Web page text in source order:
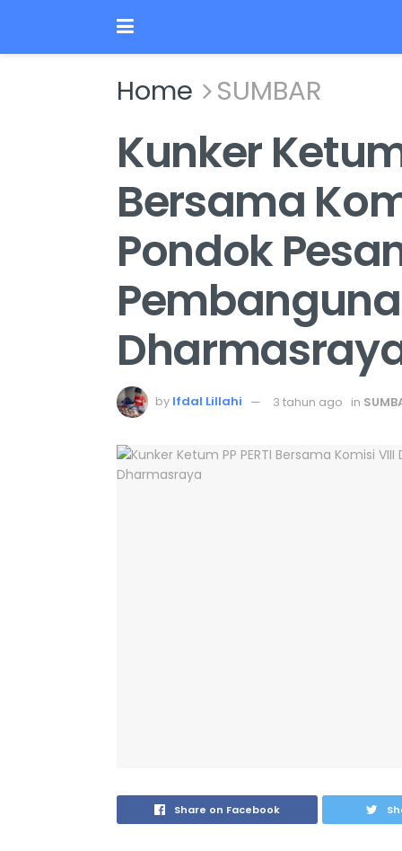
Home SUMBAR
Kunker Ketum
Bersama
Pondok
by Ifdal Lillahi 3 tahun ago in
Share on Facebook